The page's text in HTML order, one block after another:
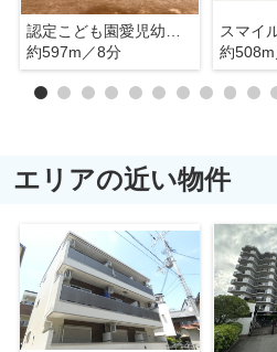
約597m／8分
スマイ
約
エリアの近い物件